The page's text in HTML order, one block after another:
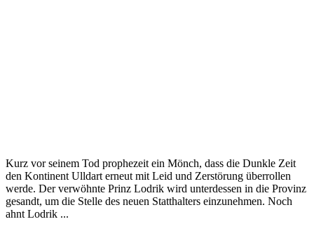
Kurz vor seinem Tod prophezeit ein Mönch, dass die Dunkle Zeit
den Kontinent Ulldart erneut mit Leid und Zerstörung überrollen
werde. Der verwöhnte Prinz Lodrik wird unterdessen in die Provinz
gesandt, um die Stelle des neuen Statthalters einzunehmen. Noch
ahnt Lodrik ...